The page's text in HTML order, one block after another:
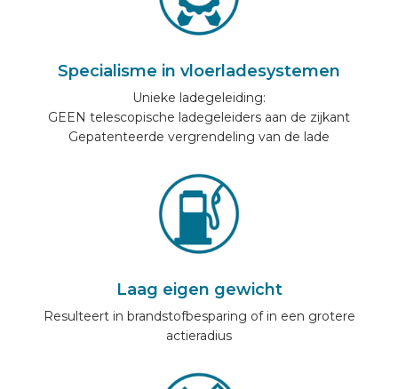
CONTACT
VOERTUIG INRICHTEN
Specialisme in vloerladesystemen
Unieke ladegeleiding:
GEEN telescopische ladegeleiders aan de zijkant
Gepatenteerde vergrendeling van de lade
Laag eigen gewicht
Resulteert in brandstofbesparing of in een grotere
actieradius